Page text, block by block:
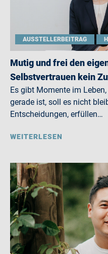
AUSSTELLERBEITRAG
Mutig und frei den
Selbstvertrauen kein
Es gibt Momente im
gerade ist, soll es nicht
Entscheidungen, erfüllen…
WEITERLESEN